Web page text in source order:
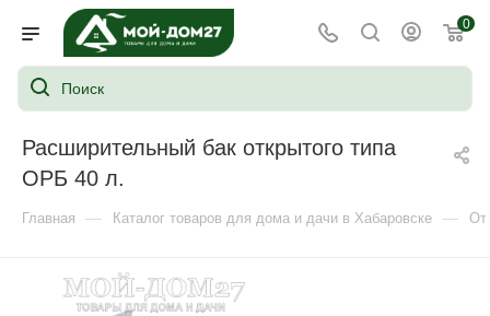
0
Расширительный бак открытого типа
ОРБ 40 л.
Главная — Каталог товаров для дома и дачи в Хабаровске —